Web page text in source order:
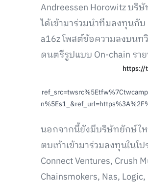
Andreessen Horowitz บ
ได้เข้ามาร่วมนำทีมลงทุนกั
a16z โพสต์ข้อความลงบน
ดนตรีรูปแบบ On-chain รา
https://
นอกจากนี้ยังมีบริษัทยักษ์ใ
ตบเท้าเข้ามาร่วมลงทุนในโ
Connect Ventures, Crush
Chainsmokers, Nas,